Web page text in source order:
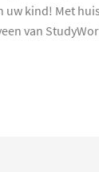
uw kind! Met
van